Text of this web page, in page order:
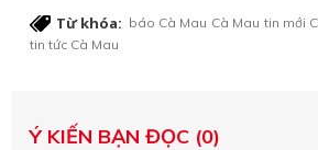
Từ khóa: báo Cà Mau Cà Mau tin mới
tin tức Cà Mau
Ý KIẾN BẠN ĐỌC (0)